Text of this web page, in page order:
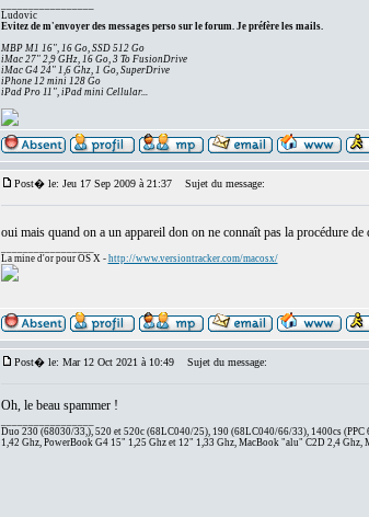
Ludovic
Evitez de m'envoyer des messages perso sur le forum. Je préfère les mails.
MBP M1 16", 16 Go, SSD 512 Go
iMac 27" 2,9 GHz, 16 Go, 3 To FusionDrive
iMac G4 24" 1,6 Ghz, 1 Go, SuperDrive
iPhone 12 mini 128 Go
iPad Pro 11", iPad mini Cellular...
Post� le: Jeu 17 Sep 2009 à 21:37 Sujet du message:
oui mais quand on a un appareil don on ne connaît pas la procédure
La mine d'or pour OS X - http://www.versiontracker.com/macosx/
Post� le: Mar 12 Oct 2021 à 10:49 Sujet du message:
Oh, le beau spammer !
Duo 230 (68030/33,), 520 et 520c (68LC040/25), 190 (68LC040/66/33), 1400cs
1,42 Ghz, PowerBook G4 15" 1,25 Ghz et 12" 1,33 Ghz, MacBook "alu" C2D 2,4